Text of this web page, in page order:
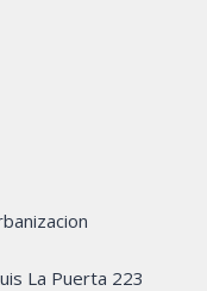
La Puerta 223